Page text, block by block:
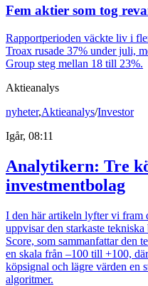
Fem aktier som tog
Rapportperioden väckte liv i
Troax rusade 37% under juli,
Group steg mellan 18 till 23%.
Aktieanalys
nyheter,Aktieanalys/Investor
Igår, 08:11
Analytikern: Tre
investmentbolag
I den här artikeln lyfter vi fram
uppvisar den starkaste
Score, som sammanfattar den
en skala från –100 till +100,
köpsignal och lägre värden en
algoritmer.